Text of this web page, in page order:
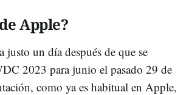
Apple?
justo un día después de que se
2023 para junio el pasado 29 de
como ya es habitual en Apple,